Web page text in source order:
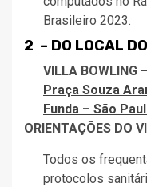
Brasileiro 2023.
2 – DO LOCAL
VILLA BOWLING
Praça Souza
Funda – São
ORIENTAÇÕES DO
Todos os
protocolos